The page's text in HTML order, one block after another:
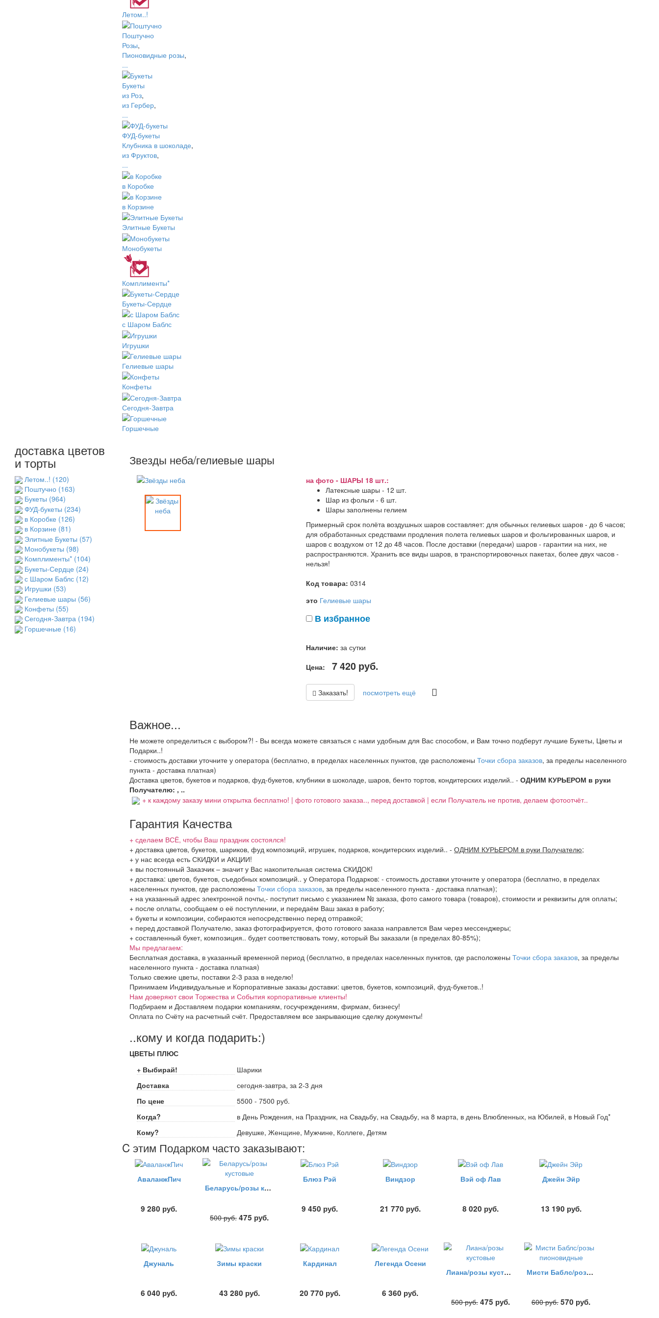
Летом..!
Поштучно
Розы,
Пионовидные розы,
...
Букеты
из Роз,
из Гербер,
...
ФУД-букеты
Клубника в шоколаде,
из Фруктов,
...
в Коробке
в Корзине
Элитные Букеты
Монобукеты
Комплименты*
Букеты-Сердце
с Шаром Баблс
Игрушки
Гелиевые шары
Конфеты
Сегодня-Завтра
Горшечные
доставка цветов
и торты
Летом..! (120)
Поштучно (163)
Букеты (964)
ФУД-букеты (234)
в Коробке (126)
в Корзине (81)
Элитные Букеты (57)
Монобукеты (98)
Комплименты* (104)
Букеты-Сердце (24)
с Шаром Баблс (12)
Игрушки (53)
Гелиевые шары (56)
Конфеты (55)
Сегодня-Завтра (194)
Горшечные (16)
Звезды неба/гелиевые шары
на фото - ШАРЫ 18 шт.:
Латексные шары - 12 шт.
Шар из фольги - 6 шт.
Шары заполнены гелием
Примерный срок полёта воздушных шаров составляет: для обычных гелиевых шаров - до 6 часов;
для обработанных средствами продления полета гелиевых шаров и фольгированных шаров, и
шаров с воздухом от 12 до 48 часов. После доставки (передачи) шаров - гарантии на них, не
распространяются. Хранить все виды шаров, в транспортировочных пакетах, более двух часов -
нельзя!
Код товара: 0314
это Гелиевые шары
В избранное
Наличие: за сутки
Цена:
7 420 руб.
Заказать! посмотреть ещё
Важное...
Не можете определиться с выбором?! - Вы всегда можете связаться с нами удобным для Вас способом, и Вам точно подберут лучшие Букеты, Цветы и
Подарки..!
- стоимость доставки уточните у оператора (бесплатно, в пределах населенных пунктов, где расположены Точки сбора заказов, за пределы населенного
пункта - доставка платная)
Доставка цветов, букетов и подарков, фуд-букетов, клубники в шоколаде, шаров, бенто тортов, кондитерских изделий.. - ОДНИМ КУРЬЕРОМ в руки
Получателю: , ..
+ к каждому заказу мини открытка бесплатно! | фото готового заказа.., перед доставкой | если Получатель не против, делаем фотоотчёт..
Гарантия Качества
+ сделаем ВСЁ, чтобы Ваш праздник состоялся!
+ доставка цветов, букетов, шариков, фуд композиций, игрушек, подарков, кондитерских изделий.. - ОДНИМ КУРЬЕРОМ в руки Получателю;
+ у нас всегда есть СКИДКИ и АКЦИИ!
+ вы постоянный Заказчик – значит у Вас накопительная система СКИДОК!
+ доставка: цветов, букетов, съедобных композиций.. у Оператора Подарков: - стоимость доставки уточните у оператора (бесплатно, в пределах
населенных пунктов, где расположены Точки сбора заказов, за пределы населенного пункта - доставка платная);
+ на указанный адрес электронной почты,- поступит письмо с указанием № заказа, фото самого товара (товаров), стоимости и реквизиты для оплаты;
+ после оплаты, сообщаем о её поступлении, и передаём Ваш заказ в работу;
+ букеты и композиции, собираются непосредственно перед отправкой;
+ перед доставкой Получателю, заказ фотографируется, фото готового заказа направлется Вам через мессенджеры;
+ составленный букет, композиция.. будет соответствовать тому, который Вы заказали (в пределах 80-85%);
Мы предлагаем:
Бесплатная доставка, в указанный временной период (бесплатно, в пределах населенных пунктов, где расположены Точки сбора заказов, за пределы
населенного пункта - доставка платная)
Только свежие цветы, поставки 2-3 раза в неделю!
Принимаем Индивидуальные и Корпоративные заказы доставки: цветов, букетов, композиций, фуд-букетов..!
Нам доверяют свои Торжества и События корпоративные клиенты!
Подбираем и Доставляем подарки компаниям, госучреждениям, фирмам, бизнесу!
Оплата по Счёту на расчетный счёт. Предоставляем все закрывающие сделку документы!
..кому и когда подарить:)
ЦВЕТЫ ПЛЮС
+ Выбирай!
Шарики
Доставка
сегодня-завтра, за 2-3 дня
По цене
5500 - 7500 руб.
Когда?
в День Рождения, на Праздник, на Свадьбу, на Свадьбу, на 8 марта, в день Влюбленных, на Юбилей, в Новый Год*
Кому?
Девушке, Женщине, Мужчине, Коллеге, Детям
C этим Подарком часто заказывают:
АваланжПич
9 280 руб.
Беларусь/розы кустовые
500руб. 475 руб.
Блюз Рэй
9 450 руб.
Виндзор
21 770 руб.
Вэй оф Лав
8 020 руб.
Джейн Эйр
13 190 руб.
Джуналь
6 040 руб.
Зимы краски
43 280 руб.
Кардинал
20 770 руб.
Легенда Осени
6 360 руб.
Лиана/розы кустовые
500руб. 475 руб.
Мисти Баблс/розы пионовидные
600руб. 570 руб.